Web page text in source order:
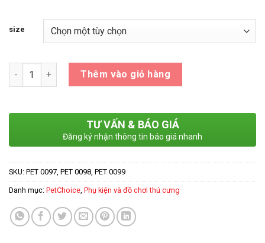
size
Số lượng Thêm vào giỏ hàng
TƯ VẤN & BÁO GIÁ
Đăng ký nhận thông tin báo giá nhanh
SKU: PET 0097, PET 0098, PET 0099
Danh mục: PetChoice, Phụ kiện và đồ chơi thú cưng